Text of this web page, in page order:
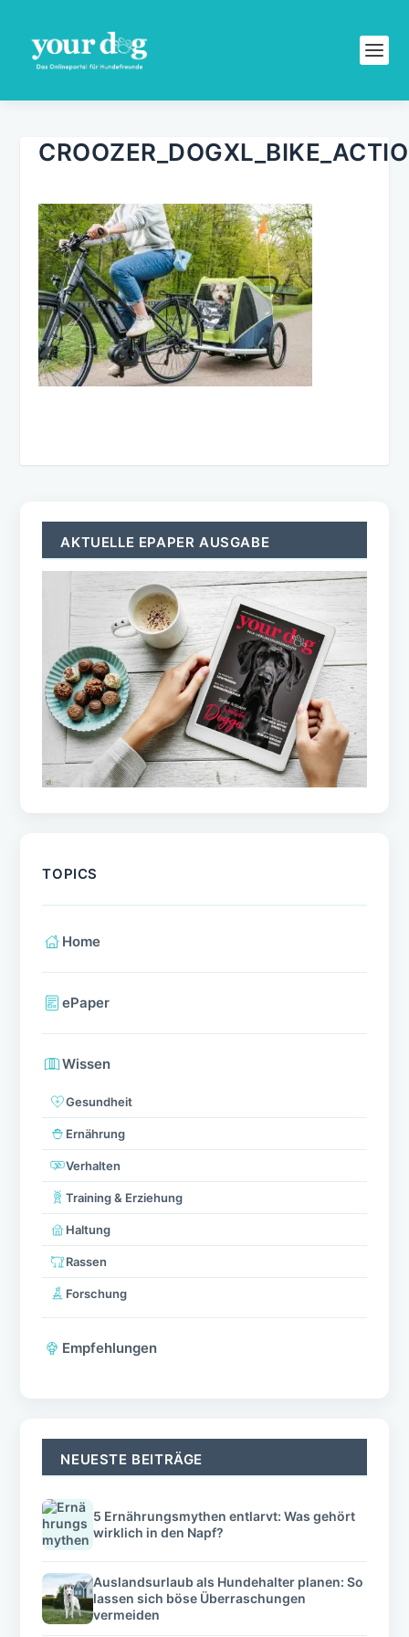
AKTUELLE EPAPER AUSGABE
TOPICS
Home
ePaper
Wissen
Gesundheit
Ernährung
Verhalten
Training & Erziehung
Haltung
Rassen
Forschung
Empfehlungen
NEUESTE BEITRÄGE
5 Ernährungsmythen entlarvt: Was gehört
wirklich in den Napf?
Auslandsurlaub als Hundehalter planen: So
lassen sich böse Überraschungen
vermeiden